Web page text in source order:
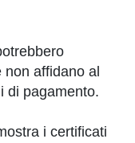
affidano al
di pagamento.
i certificati